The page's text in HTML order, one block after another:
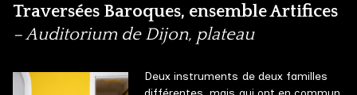
Traversées Baroques, ensemble Artifices
– Auditorium de Dijon, plateau
Deux instruments de deux familles